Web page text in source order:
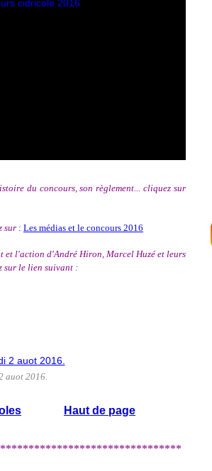
du concours, son règlement... cliquez sur
sur : Les médias et le concours 2016
et l'action d'André Hiron, Marcel Huzé et leurs
sur le lien suivant :
auot 2016.
Haut de page